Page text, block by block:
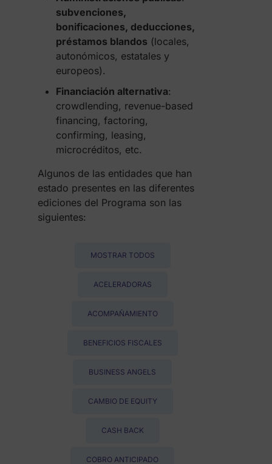
subvenciones,
bonificaciones, deducciones,
préstamos blandos (locales,
autonómicos, estatales y
europeos).
Financiación alternativa:
crowdlending, revenue-based
financing, factoring,
confirming, leasing,
microcréditos, etc.
Algunos de las entidades que han
estado presentes en las diferentes
ediciones del Programa son las
siguientes:
MOSTRAR TODOS
ACELERADORAS
ACOMPAÑAMIENTO
BENEFICIOS FISCALES
BUSINESS ANGELS
CAMBIO DE EQUITY
CASH BACK
COBRO ANTICIPADO